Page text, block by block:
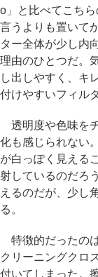
o」と比べてこち
言うよりも置いて
ター全体が少し内
理由のひとつだ。
し出しやすく、キ
付けやすいフィル
透明度や色味を
化も感じられない
が白っぽく見える
射しているのだろ
えるのだが、少し
る。
特徴的だったの
クリーニングクロ
付いてしまった。